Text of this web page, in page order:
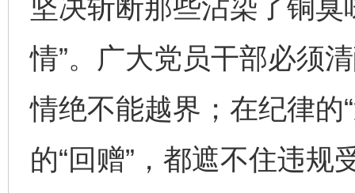
坚决斩断那些沾染了铜
情”。广大党员干部必须
情绝不能越界；在纪律的
的“回赠”，都遮不住违